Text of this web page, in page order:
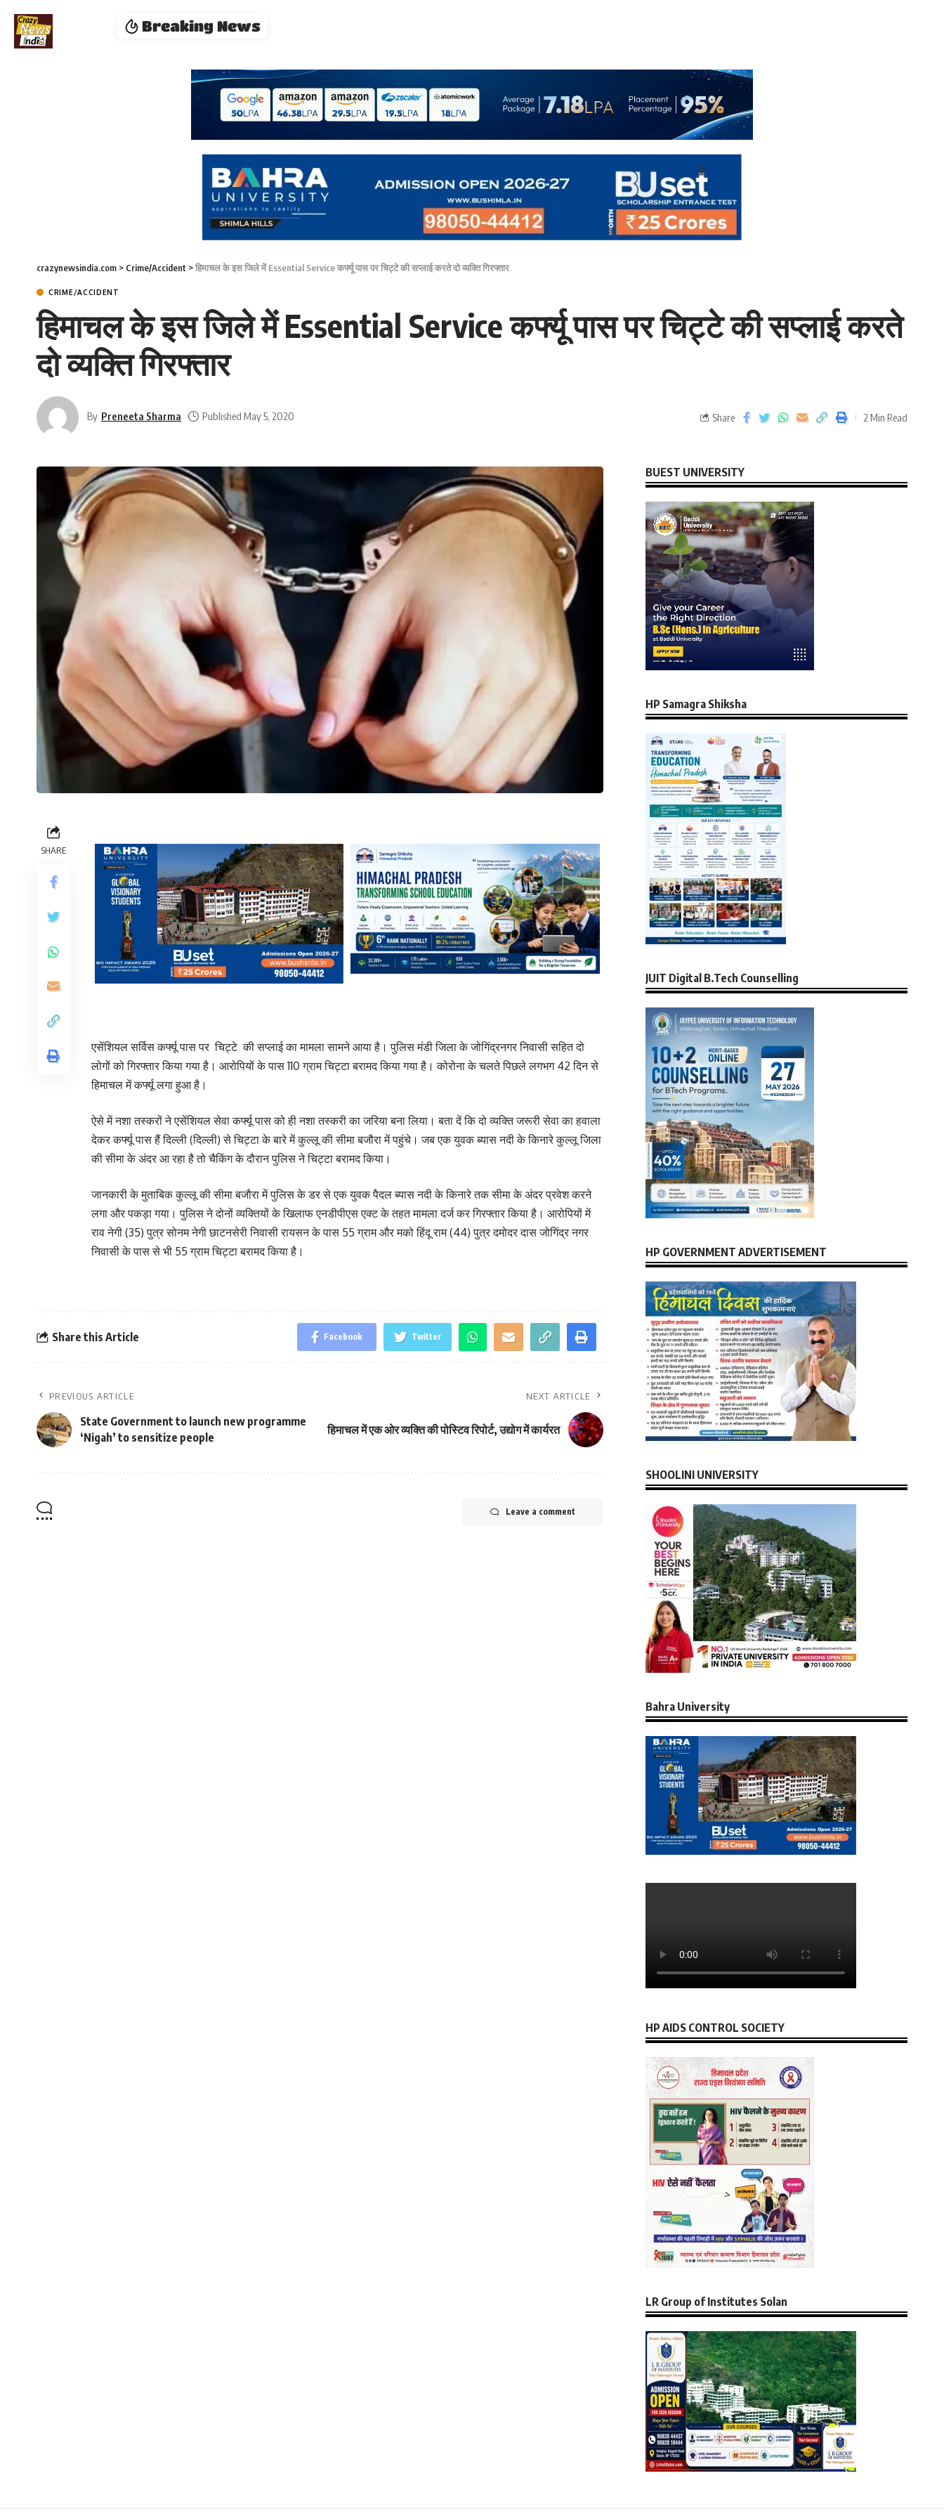
Breaking News
crazynewsindia.com > Crime/Accident >हिमाचल के इस जिले में Essential Service कर्फ्यू पास पर चिट्टे की सप्लाई करते दो व्यक्ति गिरफ्तार
CRIME/ACCIDENT
हिमाचल के इस जिले में Essential Service कर्फ्यू पास पर चिट्टे की सप्लाई करते
दो व्यक्ति गिरफ्तार
By Preneeta Sharma Published May 5, 2020 Share 2 Min Read
SHARE
एसेंशियल सर्विस कर्फ्यू पास पर चिट्टे की सप्लाई का मामला सामने आया है। पुलिस मंडी जिला के जोगिंद्रनगर निवासी सहित दो
लोगों को गिरफ्तार किया गया है। आरोपियों के पास 110 ग्राम चिट्टा बरामद किया गया है। कोरोना के चलते पिछले लगभग 42 दिन से
हिमाचल में कर्फ्यू लगा हुआ है।
ऐसे में नशा तस्करों ने एसेंशियल सेवा कर्फ्यू पास को ही नशा तस्करी का जरिया बना लिया। बता दें कि दो व्यक्ति जरूरी सेवा का हवाला
देकर कर्फ्यू पास हैं दिल्ली (दिल्ली) से चिट्टा के बारे में कुल्लू की सीमा बजौरा में पहुंचे। जब एक युवक ब्यास नदी के किनारे कुल्लू जिला
की सीमा के अंदर आ रहा है तो चैकिंग के दौरान पुलिस ने चिट्टा बरामद किया।
जानकारी के मुताबिक कुल्लू की सीमा बजौरा में पुलिस के डर से एक युवक पैदल ब्यास नदी के किनारे तक सीमा के अंदर प्रवेश करने
लगा और पकड़ा गया। पुलिस ने दोनों व्यक्तियों के खिलाफ एनडीपीएस एक्ट के तहत मामला दर्ज कर गिरफ्तार किया है। आरोपियों में
राव नेगी (35) पुत्र सोनम नेगी छाटनसेरी निवासी रायसन के पास 55 ग्राम और मको हिंदू राम (44) पुत्र दमोदर दास जोगिंद्र नगर
निवासी के पास से भी 55 ग्राम चिट्टा बरामद किया है।
Share this Article Facebook Twitter
PREVIOUS ARTICLE
State Government to launch new programme
‘Nigah’ to sensitize people
NEXT ARTICLE
हिमाचल में एक ओर व्यक्ति की पोस्टिव रिपोर्ट, उद्योग में कार्यरत
Leave a comment
BUEST UNIVERSITY
HP Samagra Shiksha
JUIT Digital B.Tech Counselling
HP GOVERNMENT ADVERTISEMENT
SHOOLINI UNIVERSITY
Bahra University
HP AIDS CONTROL SOCIETY
LR Group of Institutes Solan